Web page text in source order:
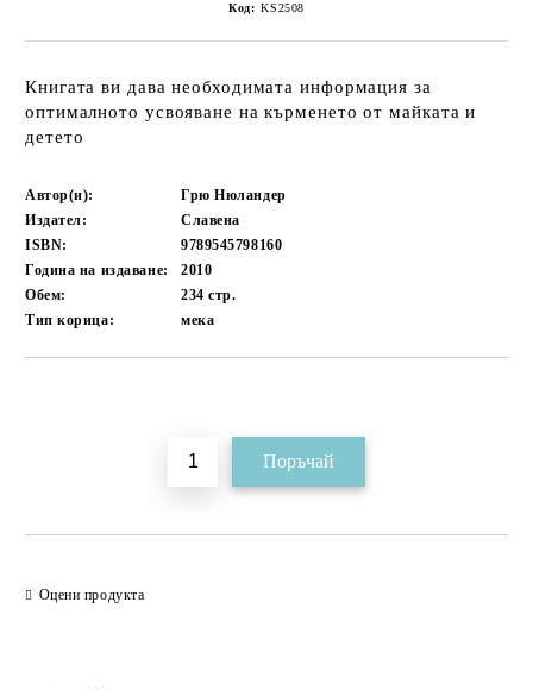
Код: KS2508
Книгата ви дава необходимата информация за
оптималното усвояване на кърменето от майката и
детето
Автор(и):
Грю Нюландер
Издател:
Славена
ISBN:
9789545798160
Година на издаване:
2010
Обем:
234стр.
Тип корица:
мека
Оцени продукта